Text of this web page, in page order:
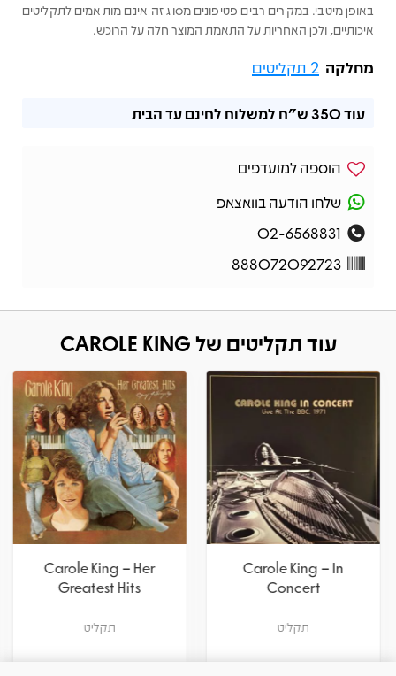
באופן מיטבי. במקרים רבים פטיפונים מסוג זה אינם מותאמים לתקליטים
איכותיים, ולכן האחריות על התאמת המוצר חלה על הרוכש.
מחלקה 2 תקליטים
עוד350 ש"ח למשלוח לחינם עד הבית
הוספה למועדפים
שלחו הודעה בוואצאפ
02-6568831
888072092723
עוד תקליטים של CAROLE KING
Carole King – In
Concert
תקליט
Carole King – Her
Greatest Hits
תקליט